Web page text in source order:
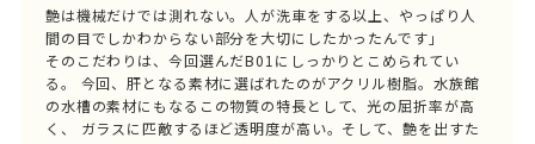
艶は機械だけでは測れない。人が洗車をする以上、やっぱり人
間の目でしかわからない部分を大切にしたかったんです」
そのこだわりは、今回選んだB01にしっかりとこめられてい
る。 今回、肝となる素材に選ばれたのがアクリル樹脂。水族館
の水槽の素材にもなるこの物質の特長として、光の屈折率が高
く、 ガラスに匹敵するほど透明度が高い。そして、艶を出すた